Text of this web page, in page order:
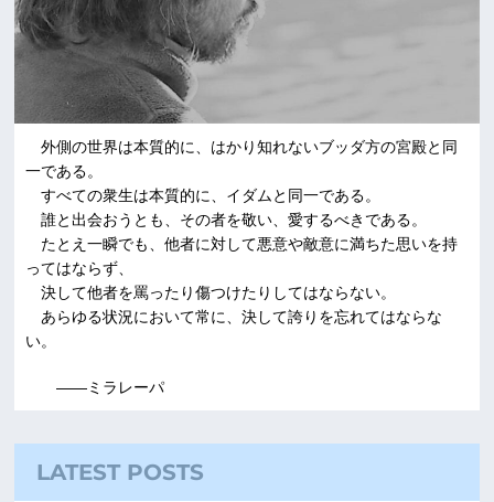
外側の世界は本質的に、はかり知れないブッダ方の宮殿と同
一である。
すべての衆生は本質的に、イダムと同一である。
誰と出会おうとも、その者を敬い、愛するべきである。
たとえ一瞬でも、他者に対して悪意や敵意に満ちた思いを持
ってはならず、
決して他者を罵ったり傷つけたりしてはならない。
あらゆる状況において常に、決して誇りを忘れてはならな
い。
――ミラレーパ
LATEST POSTS